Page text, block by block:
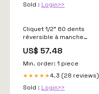
Sold : Login>>
Cliquet 1/2" 60 dents
réversible à manche
US$ 57.48
Min. order: 1 piece
★★★★★4.3 (28 reviews)
Sold : Login>>